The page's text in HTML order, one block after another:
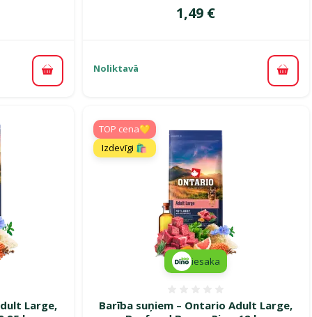
Pievienot grozam
Cena
1,49 €
Noliktavā
Large,
Barība suņiem – Ontario Adult Large,
TOP cena💛
Izdevīgi 🛍️
iesaka